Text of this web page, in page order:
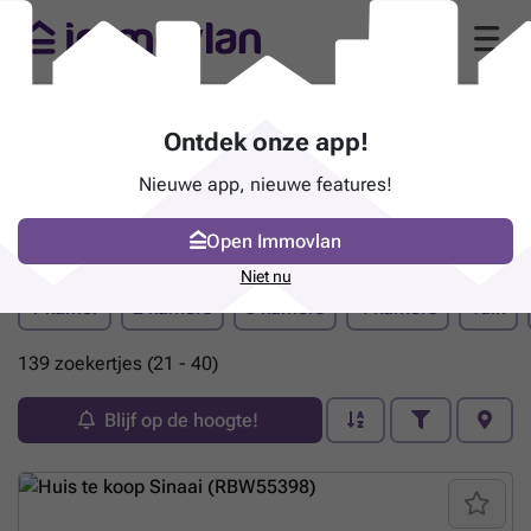
Pand te koop - Sint-Niklaas
1 kamer 2 kamers 3 kamers 4 kamers Tuin
139 zoekertjes (21 - 40)
Blijf op de hoogte!
Ontdek onze app!
Nieuwe app, nieuwe features!
Open Immovlan
Niet nu